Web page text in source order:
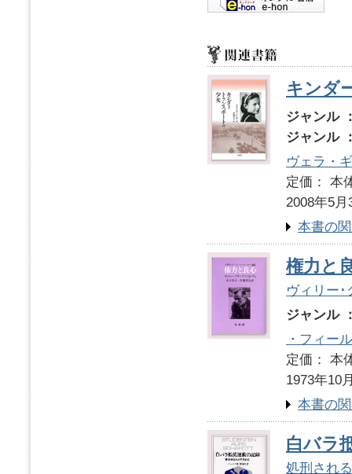
キンダ
ジャンル
ジャンル
ヴェラ・
定価：
2008年5月
本書の
権力と
ヴィリー･
ジャンル
・フィー
定価：
1973年10
本書の
白バラ
処刑され